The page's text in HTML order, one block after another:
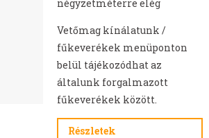
négyzetméterre elég
Vetőmag kínálatunk /
fűkeverékek menüponton
belül tájékozódhat az
általunk forgalmazott
fűkeverékek között.
Részletek